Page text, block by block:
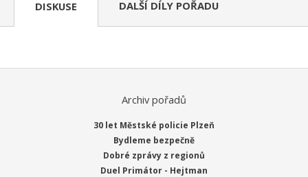
DISKUSE DALŠÍ DÍLY POŘADU
Archiv pořadů
30 let Městské policie Plzeň
Bydleme bezpečně
Dobré zprávy z regionů
Duel Primátor - Hejtman